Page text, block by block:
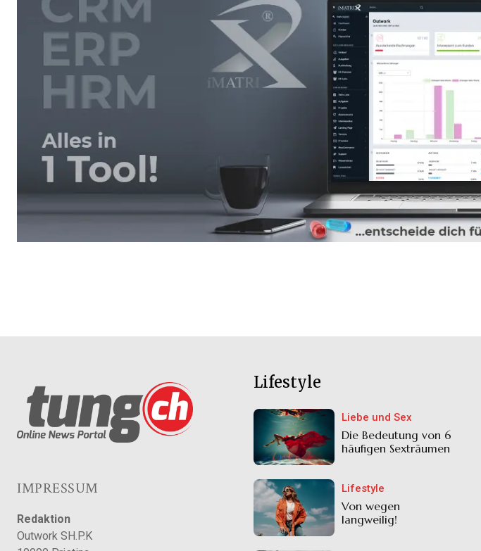
IMPRESSUM
Redaktion
Outwork SH.P.K
Lifestyle
Liebe und Sex
Die Bedeutung von 6
häufigen Sexträumen
Lifestyle
Von wegen
langweilig!